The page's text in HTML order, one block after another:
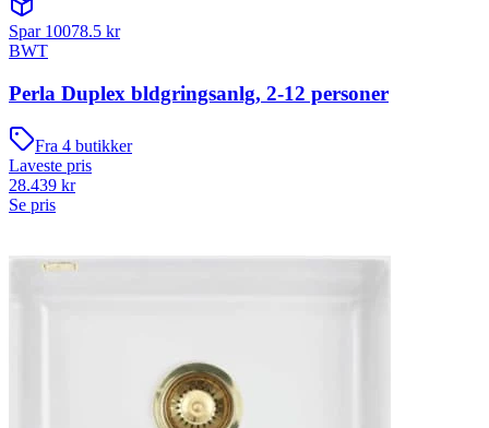
Spar 10078.5 kr
BWT
Perla Duplex bldgringsanlg, 2-12 personer
Fra 4 butikker
Laveste pris
28.439 kr
Se pris